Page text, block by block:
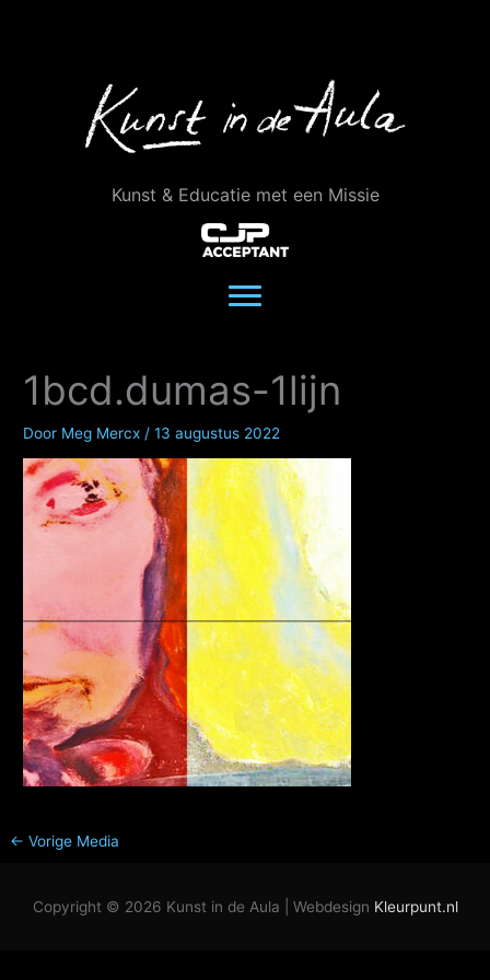
Kunst & Educatie met een Missie
1bcd.dumas-1lijn
Door Meg Mercx /13 augustus 2022
← Vorige Media
Copyright © 2026 Kunst in de Aula | Webdesign Kleurpunt.nl